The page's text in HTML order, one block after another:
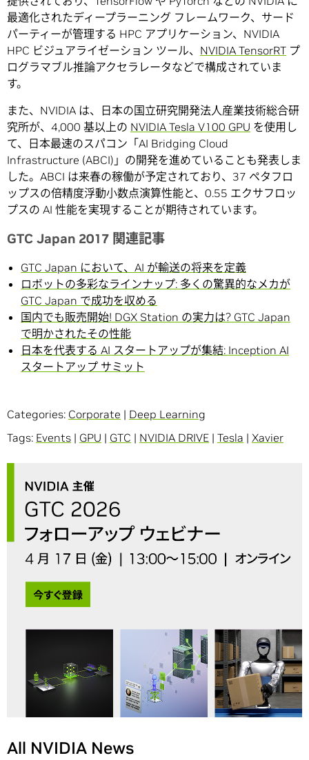
最適化されたディープラーニング フレームワーク、サード
パーティーが管理する HPC アプリケーション、NVIDIA
HPC ビジュアライゼーション ツール、 NVIDIA TensorRT プ
ログラマブル推論アクセラレータなどで構成されていま
す。
また、NVIDIA は、日本の国立研究開発法人産業技術総合研
究所が、4,000 基以上の NVIDIA Tesla V100 GPU を使用し
て、日本最速のスパコン「AI Bridging Cloud
Infrastructure (ABCI)」の開発を進めていることも発表しま
した。ABCI は来春の稼働が予定されており、37 ペタフロ
ップスの倍精度浮動小数点演算性能と、0.55 エクサフロッ
プスの AI 性能を実現することが期待されています。
GTC Japan 2017 関連記事
GTC Japan において、AI が輸送の将来を定義
ロボットの多彩なラインナップ: 多くの驚異的なメカが
GTC Japan で成功を収める
国内でも販売開始! DGX Station の実力は? GTC Japan
で明かされたその性能
日本を代表する AI スタートアップが集結: Inception AI
スタートアップ サミット
Categories: Corporate | Deep Learning
Tags: Events | GPU | GTC | NVIDIA DRIVE | Tesla | Xavier
All NVIDIA News